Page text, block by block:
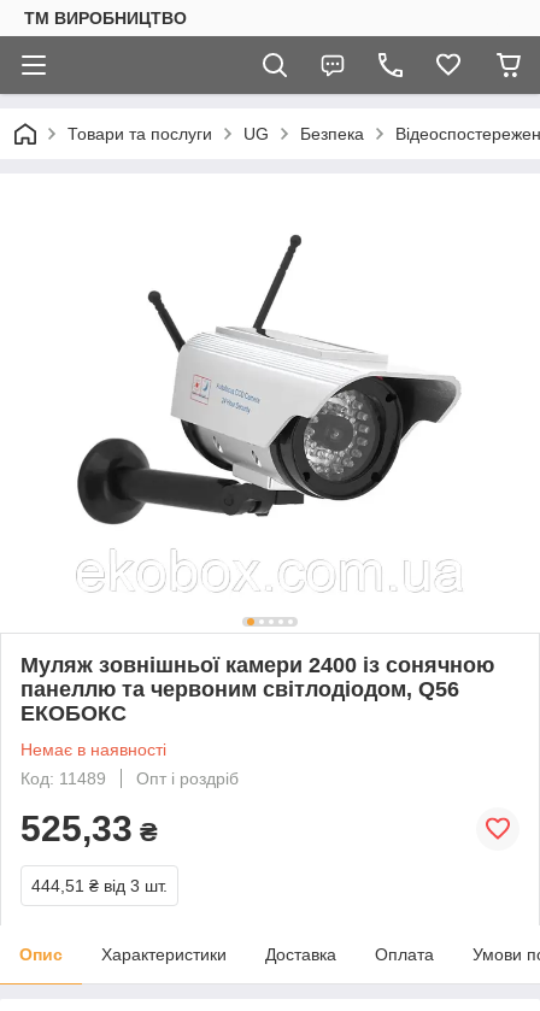
ТМ ВИРОБНИЦТВО
Товари та послуги UG Безпека
Муляж зовнішньої камери 2400 із сонячною
панеллю та червоним світлодіодом, Q56
ЕКОБОКС
Немає в наявності
Код: 11489
Опт і роздріб
525,33 ₴
444,51 ₴ від 3 шт.
Опис Характеристики Доставка Оплата Умови